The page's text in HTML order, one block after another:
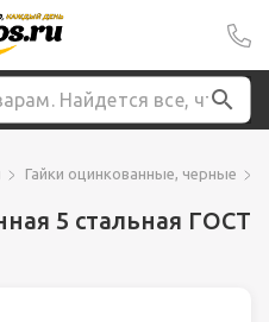
Гайки оцинкованные, черные
5 стальная ГОСТ